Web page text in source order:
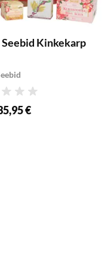
Seebid Kinkekarp
€